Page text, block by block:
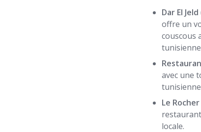
Dar El Jeld
offre un
couscous
avec une
Le Rocher
locale.